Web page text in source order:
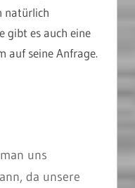
natürlich
gibt es auch eine
auf seine Anfrage.
uns
da unsere